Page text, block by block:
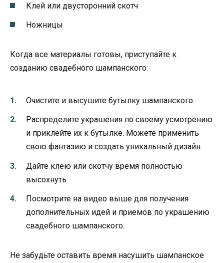
Клей или двусторонний скотч
Ножницы
Когда все материалы готовы, приступайте к
созданию свадебного шампанского:
Очистите и высушите бутылку шампанского.
Распределите украшения по своему усмотрению
и приклейте их к бутылке. Можете применить
свою фантазию и создать уникальный дизайн.
Дайте клею или скотчу время полностью
высохнуть.
Посмотрите на видео выше для получения
дополнительных идей и приемов по украшению
свадебного шампанского.
Не забудьте оставить время насушить шампанское